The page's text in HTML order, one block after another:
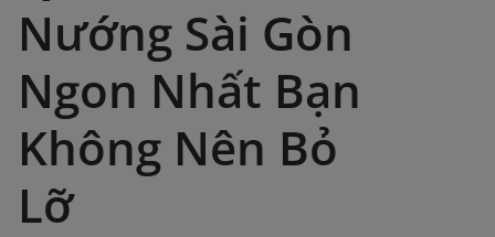
Nướng Sài Gòn
Ngon Nhất Bạn
Không Nên Bỏ
Lỡ